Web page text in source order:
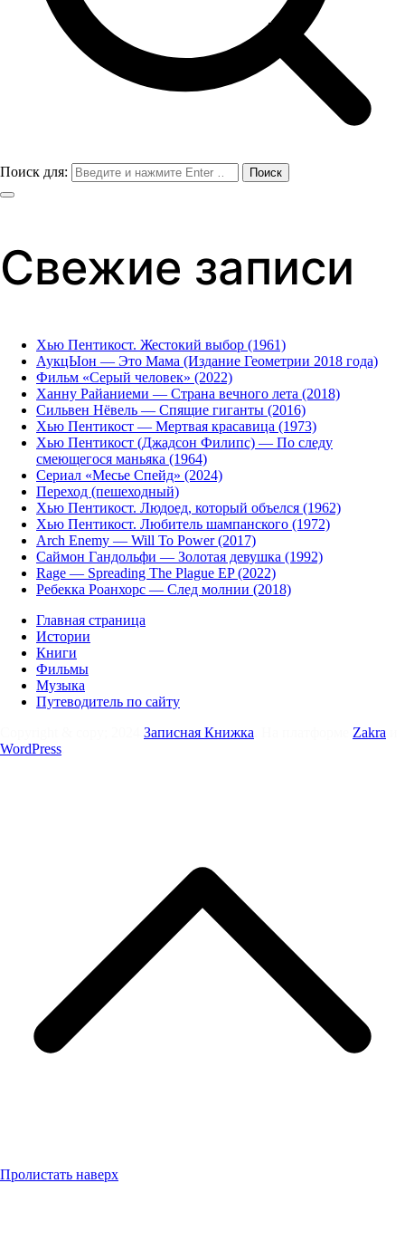
Поиск для:
Свежие записи
Хью Пентикост. Жестокий выбор (1961)
АукцЫон — Это Мама (Издание Геометрии 2018 года)
Фильм «Серый человек» (2022)
Ханну Райаниеми — Страна вечного лета (2018)
Сильвен Нёвель — Спящие гиганты (2016)
Хью Пентикост — Мертвая красавица (1973)
Хью Пентикост (Джадсон Филипс) — По следу
смеющегося маньяка (1964)
Сериал «Месье Спейд» (2024)
Переход (пешеходный)
Хью Пентикост. Людоед, который объелся (1962)
Хью Пентикост. Любитель шампанского (1972)
Arch Enemy — Will To Power (2017)
Саймон Гандольфи — Золотая девушка (1992)
Rage — Spreading The Plague EP (2022)
Ребекка Роанхорс — След молнии (2018)
Главная страница
Истории
Книги
Фильмы
Музыка
Путеводитель по сайту
Записная Книжка Zakra
WordPress
Пролистать наверх